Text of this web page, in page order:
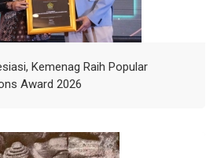
Kemenag Raih Popular
Award 2026